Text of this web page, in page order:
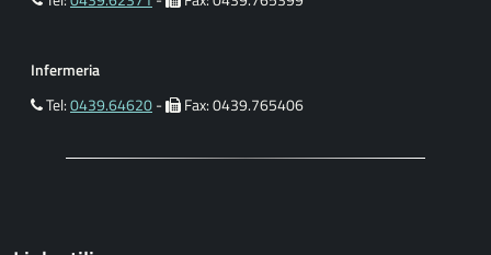
Infermeria
Tel:0439.64620- Fax: 0439.765406